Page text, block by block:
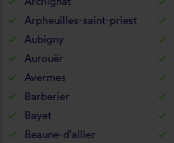
Arpheuilles-saint-priest
Aubigny
Aurouër
Avermes
Barberier
Bayet
Beaune-d'allier